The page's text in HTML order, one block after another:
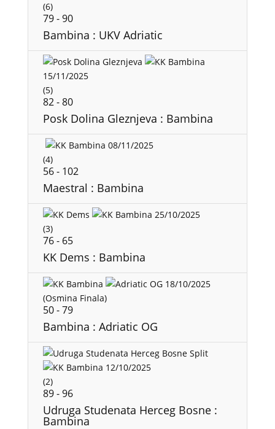
(6)
79-90
Bambina : UKV Adriatic
15/11/2025
(5)
82-80
Posk Dolina Gleznjeva : Bambina
08/11/2025
(4)
56- 102
Maestral : Bambina
25/10/2025
(3)
76- 65
KK Dems : Bambina
18/10/2025
(Osmina Finala)
50-79
Bambina : Adriatic OG
12/10/2025
(2)
89-96
Udruga Studenata Herceg Bosne :
Bambina